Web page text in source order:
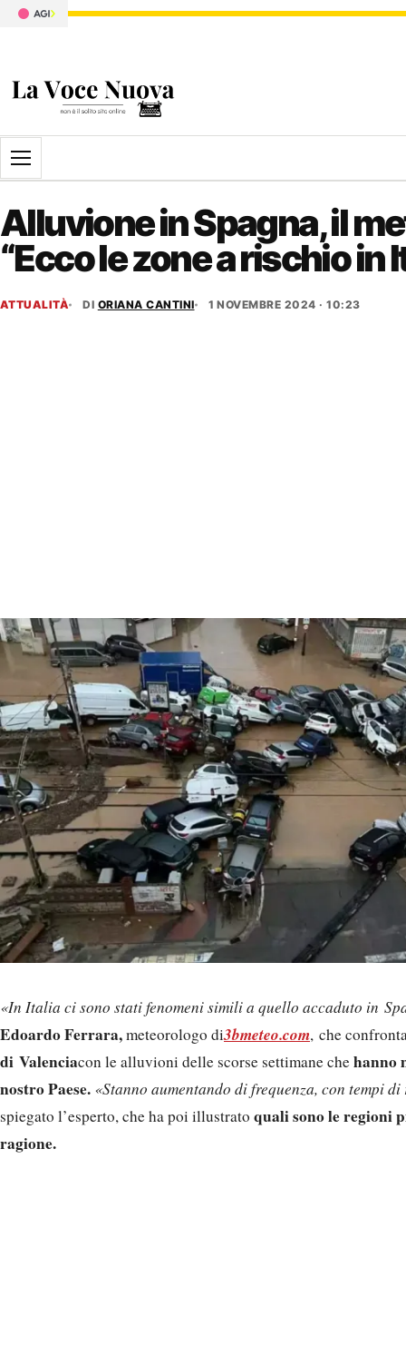
Apri il menu
Alluvione in Spagna, il
“Ecco le zone a rischio in
ATTUALITÀ DI ORIANA CANTINI 1 NOVEMBRE 2024 · 10:23
«In Italia ci sono stati fenomeni simili a quello accaduto in
Edoardo Ferrara,meteorologo di3bmeteo.com, che
di Valenciacon le alluvioni delle scorse settimane chehanno
nostro Paese. «Stanno aumentando di frequenza, con tempi
spiegato l’esperto, che ha poi illustrato quali sono le regioni
ragione.